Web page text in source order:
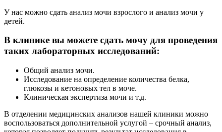
У нас можно сдать анализ мочи взрослого и анализ мочи у
детей.
В клинике вы можете сдать мочу для проведения
таких лабораторных исследований:
Общий анализ мочи.
Исследование на определение количества белка,
глюкозы и кетоновых тел в моче.
Клиническая экспертиза мочи и т.д.
В отделении медицинских анализов нашей клиники можно
воспользоваться дополнительной услугой – срочный анализ,